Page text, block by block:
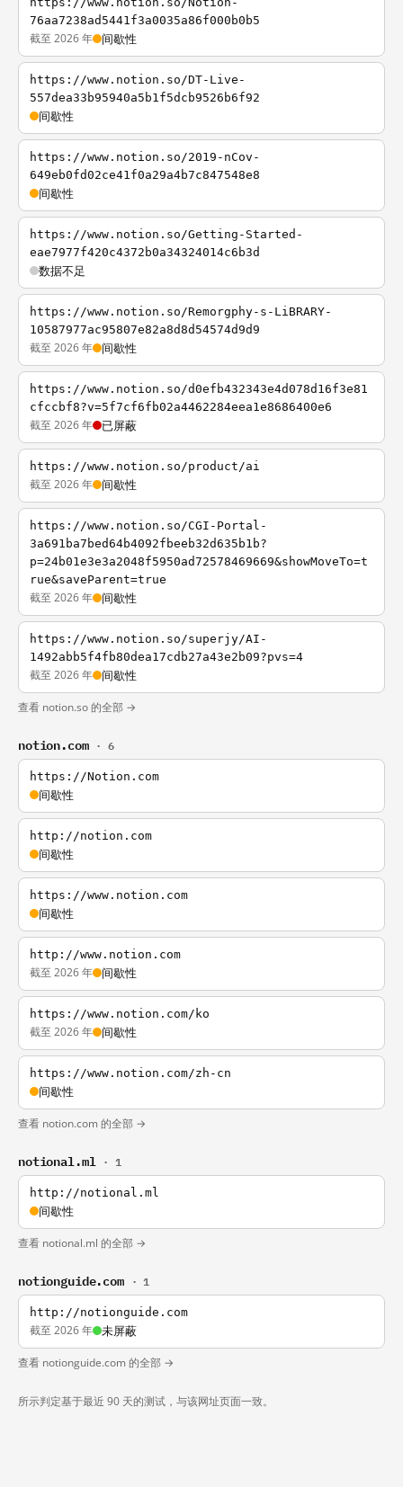
76aa7238ad5441f3a0035a86f000b0b5
截至 2026 年 间歇性
https://www.notion.so/DT-Live-
557dea33b95940a5b1f5dcb9526b6f92
间歇性
https://www.notion.so/2019-nCov-
649eb0fd02ce41f0a29a4b7c847548e8
间歇性
https://www.notion.so/Getting-Started-
eae7977f420c4372b0a34324014c6b3d
数据不足
https://www.notion.so/Remorgphy-s-LiBRARY-
10587977ac95807e82a8d8d54574d9d9
截至 2026 年 间歇性
https://www.notion.so/d0efb432343e4d078d16f3e81
cfccbf8?v=5f7cf6fb02a4462284eea1e8686400e6
截至 2026 年 已屏蔽
https://www.notion.so/product/ai
截至 2026 年 间歇性
https://www.notion.so/CGI-Portal-
3a691ba7bed64b4092fbeeb32d635b1b?
p=24b01e3e3a2048f5950ad72578469669&showMoveTo=t
rue&saveParent=true
截至 2026 年 间歇性
https://www.notion.so/superjy/AI-
1492abb5f4fb80dea17cdb27a43e2b09?pvs=4
截至 2026 年 间歇性
查看 notion.so 的全部 →
notion.com · 6
https://Notion.com
间歇性
http://notion.com
间歇性
https://www.notion.com
间歇性
http://www.notion.com
截至 2026 年 间歇性
https://www.notion.com/ko
截至 2026 年 间歇性
https://www.notion.com/zh-cn
间歇性
查看 notion.com 的全部 →
notional.ml · 1
http://notional.ml
间歇性
查看 notional.ml 的全部 →
notionguide.com · 1
http://notionguide.com
截至 2026 年 未屏蔽
查看 notionguide.com 的全部 →
所示判定基于最近 90 天的测试，与该网址页面一致。